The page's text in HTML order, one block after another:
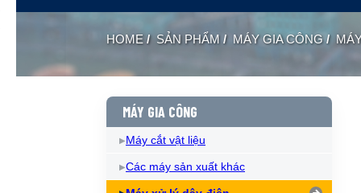
Thử độ bền vật liệu
Thử nghiệm rung
Máy đo độ cứng
Thiết bị chuẩn bị mẫu
Meters, Anlyser
Test sản phẩm điện tử
Thermal
HOME / SẢN PHẨM / MÁY GIA CÔNG /
MÁY GIA CÔNG
Máy cắt vật liệu
Các máy sản xuất khác